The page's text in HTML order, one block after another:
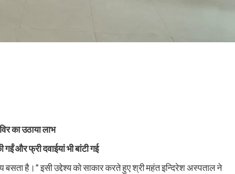
का उठाया लाभ
और फ्री दवाईयां भी बांटी गई
है।” इसी उद्देश्य को साकार करते हुए श्री महंत इन्दिरेश अस्पताल ने